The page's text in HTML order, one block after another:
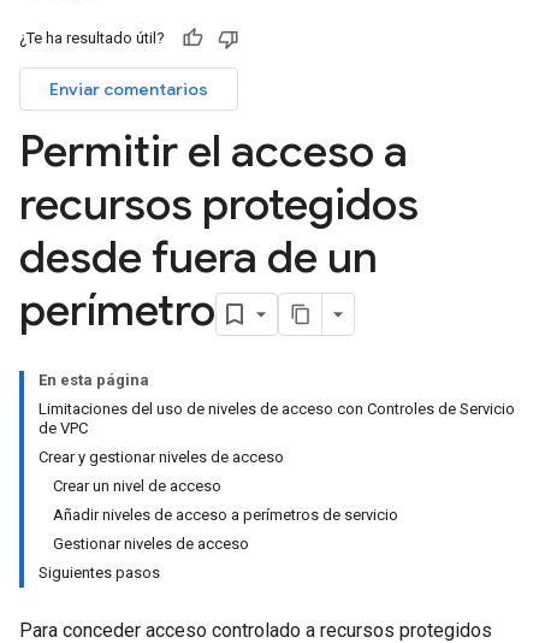
¿Te ha resultado útil?
Enviar comentarios
Permitir el acceso a
recursos protegidos
desde fuera de un
perímetro
En esta página
Limitaciones del uso de niveles de acceso con Controles de Servicio
de VPC
Crear y gestionar niveles de acceso
Crear un nivel de acceso
Añadir niveles de acceso a perímetros de servicio
Gestionar niveles de acceso
Siguientes pasos
Para conceder acceso controlado a recursos protegidos